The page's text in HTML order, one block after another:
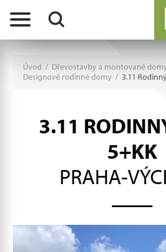
Úvod / Dřevostavby a montované
Designové rodinné domy / 3.11
3.11
5+KK
PRAHA-